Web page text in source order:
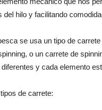
hilo y facilitando
se usa un tipo de
o un carrete de
y cada elemento
de carrete: